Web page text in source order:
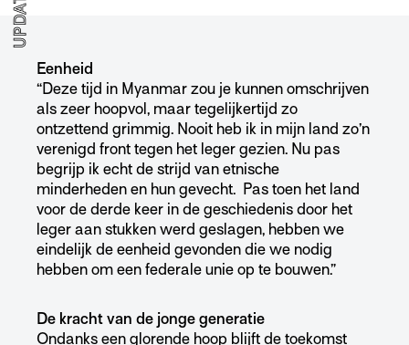
UPDATE
Eenheid
“Deze tijd in Myanmar zou je kunnen omschrijven
als zeer hoopvol, maar tegelijkertijd zo
ontzettend grimmig. Nooit heb ik in mijn land zo’n
verenigd front tegen het leger gezien. Nu pas
begrijp ik echt de strijd van etnische
minderheden en hun gevecht. Pas toen het land
voor de derde keer in de geschiedenis door het
leger aan stukken werd geslagen, hebben we
eindelijk de eenheid gevonden die we nodig
hebben om een federale unie op te bouwen.”
De kracht van de jonge generatie
Ondanks een glorende hoop blijft de toekomst